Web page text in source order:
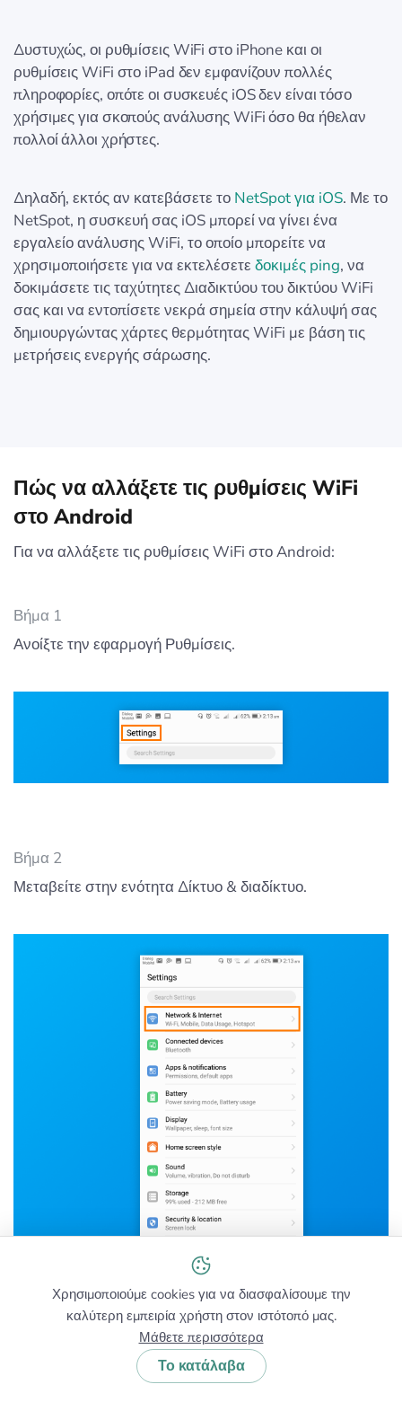
Δυστυχώς, οι ρυθμίσεις WiFi στο iPhone και οι
ρυθμίσεις WiFi στο iPad δεν εμφανίζουν πολλές
πληροφορίες, οπότε οι συσκευές iOS δεν είναι τόσο
χρήσιμες για σκοπούς ανάλυσης WiFi όσο θα ήθελαν
πολλοί άλλοι χρήστες.
Δηλαδή, εκτός αν κατεβάσετε το NetSpot για iOS. Με το
NetSpot, η συσκευή σας iOS μπορεί να γίνει ένα
εργαλείο ανάλυσης WiFi, το οποίο μπορείτε να
χρησιμοποιήσετε για να εκτελέσετε δοκιμές ping, να
δοκιμάσετε τις ταχύτητες Διαδικτύου του δικτύου WiFi
σας και να εντοπίσετε νεκρά σημεία στην κάλυψή σας
δημιουργώντας χάρτες θερμότητας WiFi με βάση τις
μετρήσεις ενεργής σάρωσης.
Πώς να αλλάξετε τις ρυθμίσεις WiFi
στο Android
Για να αλλάξετε τις ρυθμίσεις WiFi στο Android:
Βήμα 1
Ανοίξτε την εφαρμογή Ρυθμίσεις.
Βήμα 2
Μεταβείτε στην ενότητα Δίκτυο & διαδίκτυο.
Χρησιμοποιούμε cookies για να διασφαλίσουμε την
καλύτερη εμπειρία χρήστη στον ιστότοπό μας.
Μάθετε περισσότερα
Το κατάλαβα